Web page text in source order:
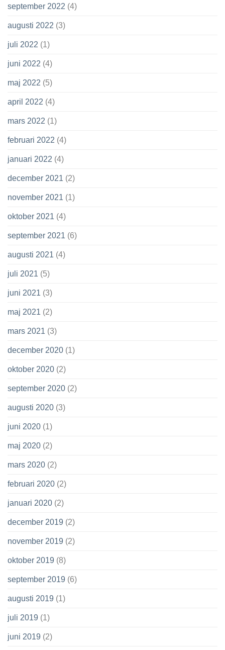
september 2022 (4)
augusti 2022 (3)
juli 2022 (1)
juni 2022 (4)
maj 2022 (5)
april 2022 (4)
mars 2022 (1)
februari 2022 (4)
januari 2022 (4)
december 2021 (2)
november 2021 (1)
oktober 2021 (4)
september 2021 (6)
augusti 2021 (4)
juli 2021 (5)
juni 2021 (3)
maj 2021 (2)
mars 2021 (3)
december 2020 (1)
oktober 2020 (2)
september 2020 (2)
augusti 2020 (3)
juni 2020 (1)
maj 2020 (2)
mars 2020 (2)
februari 2020 (2)
januari 2020 (2)
december 2019 (2)
november 2019 (2)
oktober 2019 (8)
september 2019 (6)
augusti 2019 (1)
juli 2019 (1)
juni 2019 (2)